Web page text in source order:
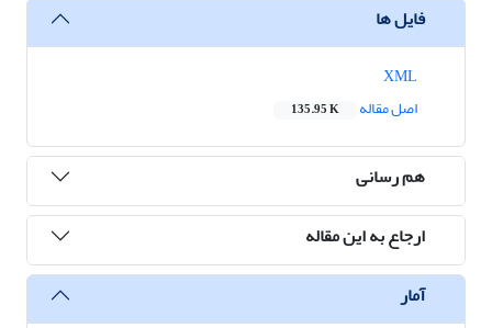
فایل ها
اصل مقاله
135.95 K
هم رسانی
ارجاع به این مقاله
آمار